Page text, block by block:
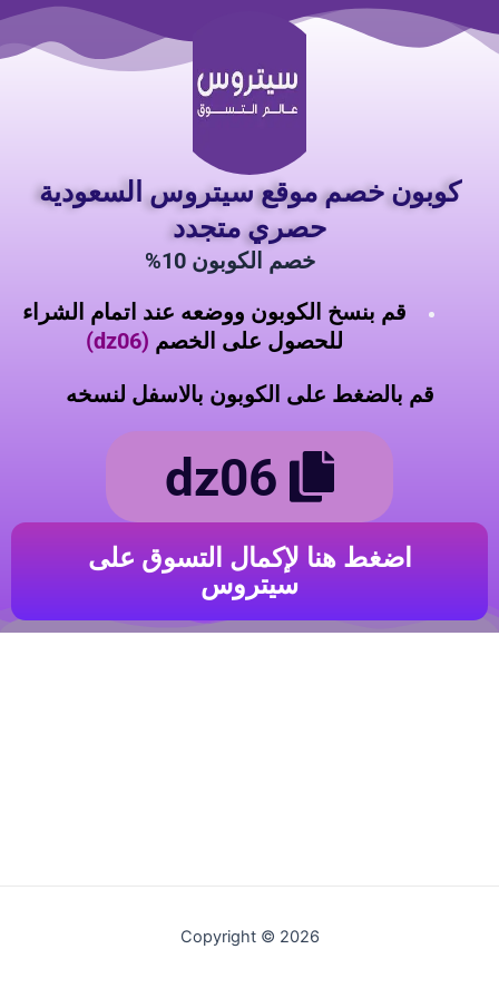
إلى
كوبون خصم موقع سيتروس السعودية
حصري متجدد
خصم الكوبون 10%
قم بنسخ الكوبون ووضعه عند اتمام الشراء
للحصول على الخصم (dz06)
قم بالضغط على الكوبون بالاسفل لنسخه
اضغط هنا لإكمال التسوق على
سيتروس
Copyright © 2026